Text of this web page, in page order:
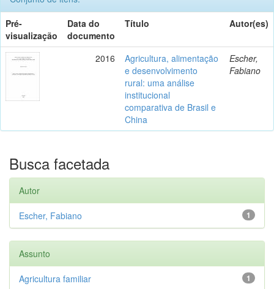
Pré-
visualização
Data do
documento
Título Autor(es)
2016
Agricultura, alimentação
e desenvolvimento
rural: uma análise
institucional
comparativa de Brasil e
China
Escher,
Fabiano
Busca facetada
Autor
1
Escher, Fabiano
Assunto
1
Agricultura familiar